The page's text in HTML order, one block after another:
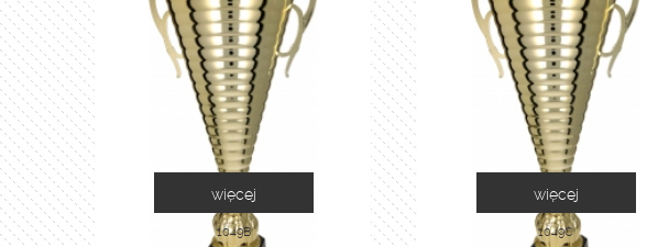
1049B
więcej
1049C
więcej